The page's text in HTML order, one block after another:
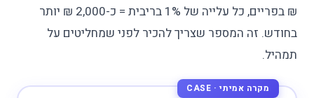
₪ בפריים, כל עלייה של 1% בריבית = כ-2,000 ₪ יותר
בחודש. זה המספר שצריך להכיר לפני שמחליטים על
תמהיל.